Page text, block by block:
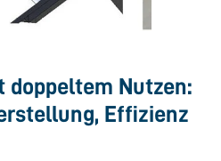
doppeltem Nutzen:
Effizienz